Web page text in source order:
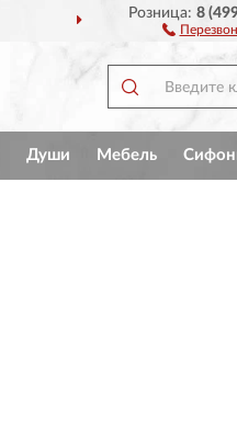
ПО ВСЕЙ РОССИИ
Розница:8
Души Мебель